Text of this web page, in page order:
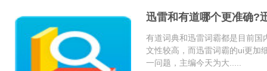
迅雷和有道哪个更准确?
有道词典和迅雷词霸都是目前
文性较高，而迅雷词霸的ui更加
一问题，主编今天为大.....